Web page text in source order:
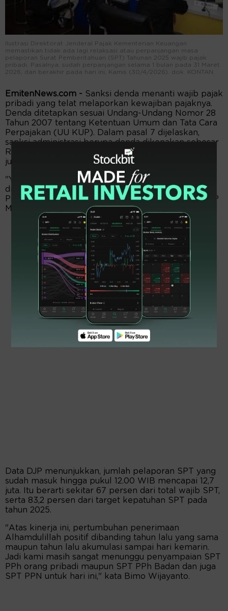
Ilustrasi Direktorat Jenderal Pajak Kementerian Keuangan
memastikan tidak ada lagi relaksasi atau perpanjangan masa
pelaporan Surat Pemberitahuan (SPT) Tahunan 2025 wajib pajak
pribadi. Pasalnya, sudah perpanjangan selama 1 bulan pada 31 Maret
2026, dan berakhir pada hari ini, Kamis (30/4/2026). dok. KONTAN.
EmitenNews.com - Sanksi denda menanti wajib pajak
pribadi yang telat melaporkan kewajiban pajaknya.
Denda ditetapkan sesuai Undang-Undang Nomor 28
Tahun 2007 tentang Ketentuan Umum dan Tata Cara
Perpajakan (UU KUP). Dalam pasal 7 dijelaskan,
sanksi administrasi berupa denda dikenakan sebesar
Rp100.000 untuk wajib pajak orang pribadi dan Rp1
juta untuk wajib pajak badan.
"Ya maaf-maaf. Dendanya nggak besar, silahkan
dibaca di undang-undang," tegas Direktur Jenderal
Pajak, Bimo Wijayanto dalam konferensi pers di KPP
Madya Jakarta Pusat, Kamis (30/4/2026).
Data DJP menunjukkan, jumlah pelaporan SPT yang
sudah masuk hingga pukul 12.00 WIB mencapai 12,7
juta. Itu berarti sekitar 67 persen dari total wajib SPT,
serta 83,2 persen dari target kepatuhan SPT pada
tahun 2025.
"Atas kinerja ini, pertumbuhan penerimaan
Alhamdulillah positif dibanding tahun lalu yang sama
maupun tahun lalu akumulasi sampai hari kemarin.
Jadi kami masih sangat menunggu penyampaian SPT
PPh orang pribadi maupun SPT PPh Badan dan juga
SPT PPN untuk hari ini," kata Bimo Wijayanto.